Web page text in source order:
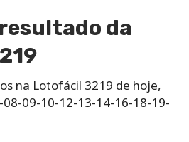
da
na Lotofácil 3219 de hoje,
09-10-12-13-14-16-18-19-